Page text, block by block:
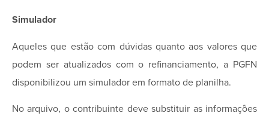
Simulador
Aqueles que estão com dúvidas quanto aos valores que
podem ser atualizados com o refinanciamento, a PGFN
disponibilizou um simulador em formato de planilha.
No arquivo, o contribuinte deve substituir as informações